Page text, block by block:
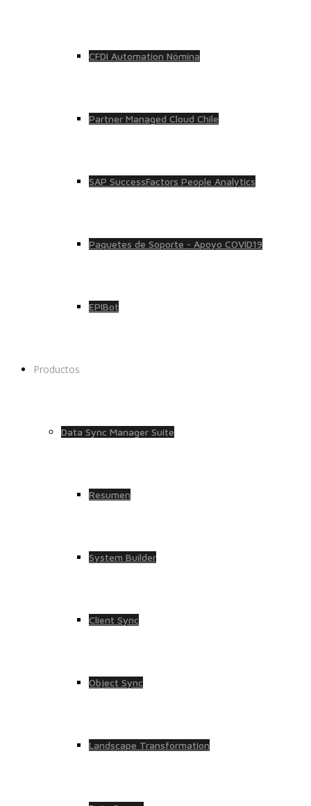
CFDI Automation Nómina
Partner Managed Cloud Chile
SAP SuccessFactors People Analytics
Paquetes de Soporte - Apoyo COVID19
EPIBot
Productos
Data Sync Manager Suite
Resumen
System Builder
Client Sync
Object Sync
Landscape Transformation